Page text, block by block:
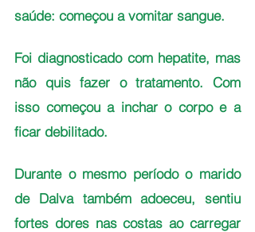
saúde: começou a vomitar sangue.
Foi diagnosticado com hepatite, mas
não quis fazer o tratamento. Com
isso começou a inchar o corpo e a
ficar debilitado.
Durante o mesmo período o marido
de Dalva também adoeceu, sentiu
fortes dores nas costas ao carregar